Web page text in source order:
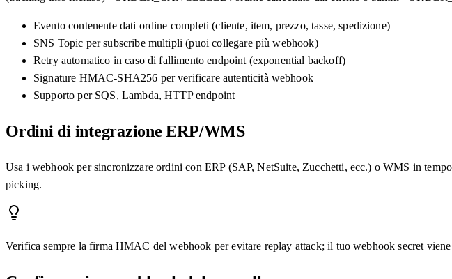
Evento contenente dati ordine completi (cliente, item, prezzo, tasse, spedizione)
SNS Topic per subscribe multipli (puoi collegare più webhook)
Retry automatico in caso di fallimento endpoint (exponential backoff)
Signature HMAC-SHA256 per verificare autenticità webhook
Supporto per SQS, Lambda, HTTP endpoint
Ordini di integrazione ERP/WMS
Usa i webhook per sincronizzare ordini con ERP (SAP, NetSuite, Zucchetti, ecc.) o WMS in
picking.
Verifica sempre la firma HMAC del webhook per evitare replay attack; il tuo webhook secret